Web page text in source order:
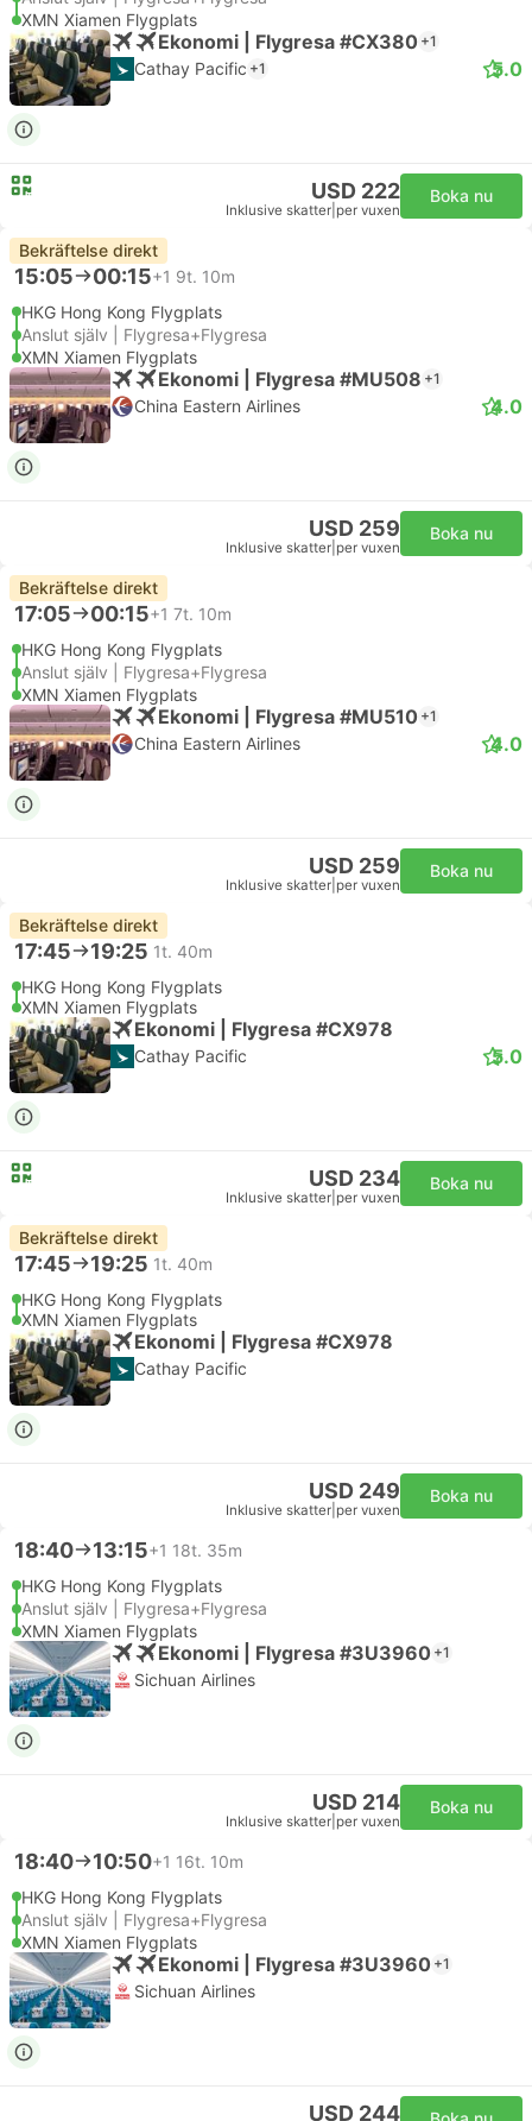
XMN Xiamen Flygplats
Ekonomi | Flygresa #CX380 +1
Cathay Pacific +1 5.0
USD 222
Inklusive skatter per vuxen
Boka nu
Bekräftelse direkt
15:05 00:15+1 9t. 10m
HKG Hong Kong Flygplats
Anslut själv | Flygresa+Flygresa
XMN Xiamen Flygplats
Ekonomi | Flygresa #MU508 +1
China Eastern Airlines 4.0
USD 259
Inklusive skatter per vuxen
Boka nu
Bekräftelse direkt
17:05 00:15+1 7t. 10m
HKG Hong Kong Flygplats
Anslut själv | Flygresa+Flygresa
XMN Xiamen Flygplats
Ekonomi | Flygresa #MU510 +1
China Eastern Airlines 4.0
USD 259
Inklusive skatter per vuxen
Boka nu
Bekräftelse direkt
17:45 19:25 1t. 40m
HKG Hong Kong Flygplats
XMN Xiamen Flygplats
Ekonomi | Flygresa #CX978
Cathay Pacific 5.0
USD 234
Inklusive skatter per vuxen
Boka nu
Bekräftelse direkt
17:45 19:25 1t. 40m
HKG Hong Kong Flygplats
XMN Xiamen Flygplats
Ekonomi | Flygresa #CX978
Cathay Pacific
USD 249
Inklusive skatter per vuxen
Boka nu
18:40 13:15+1 18t. 35m
HKG Hong Kong Flygplats
Anslut själv | Flygresa+Flygresa
XMN Xiamen Flygplats
Ekonomi | Flygresa #3U3960 +1
Sichuan Airlines
USD 214
Inklusive skatter per vuxen
Boka nu
18:40 10:50+1 16t. 10m
HKG Hong Kong Flygplats
Anslut själv | Flygresa+Flygresa
XMN Xiamen Flygplats
Ekonomi | Flygresa #3U3960 +1
Sichuan Airlines
USD 244